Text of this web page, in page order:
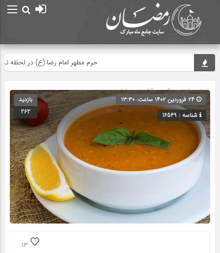
حرم مطهر امام رضا (ع) در لحظه
صفحه اصلی» گروه »آشپزی رمضان
شناسه : 16549
بازدید
262
13